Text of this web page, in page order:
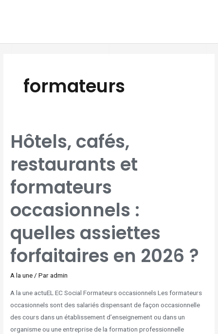
formateurs
Hôtels, cafés,
restaurants et
formateurs
occasionnels :
quelles assiettes
forfaitaires en 2026 ?
A la une/ Paradmin
A la une actuEL EC Social Formateurs occasionnels Les formateurs
occasionnels sont des salariés dispensant de façon occasionnelle
des cours dans un établissement d’enseignement ou dans un
organisme ou une entreprise de la formation professionnelle
HÔTELS,
CAFÉS,
RESTAURANTS
ET
FORMATEURS
OCCASIONNELS
:
QUELLES
ASSIETTES
2026 ?